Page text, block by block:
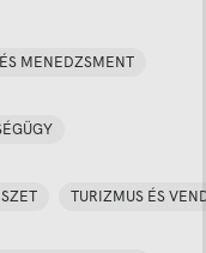
MENEDZSMENT
TURIZMUS ÉS